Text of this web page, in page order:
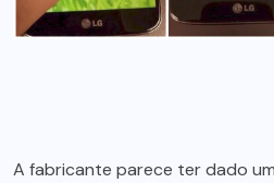
A fabricante parece ter dado